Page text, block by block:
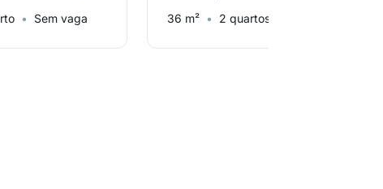
Sem vaga
36 m²
2 quartos